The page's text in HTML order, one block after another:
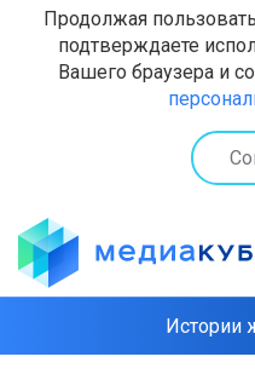
Продолжая
подтверждаете
Вашего браузера и
Истории